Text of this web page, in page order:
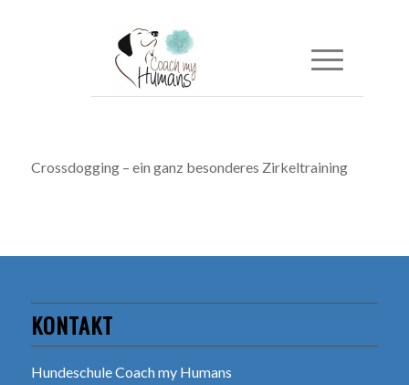
Crossdogging – ein ganz besonderes Zirkeltraining
KONTAKT
Hundeschule Coach my Humans